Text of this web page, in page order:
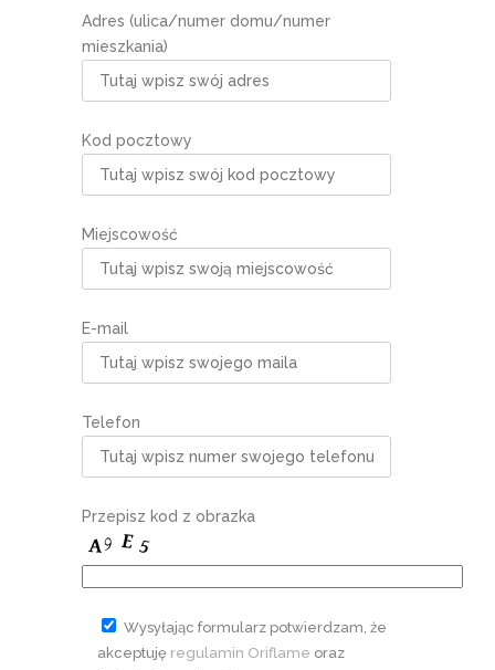
Adres (ulica/numer domu/numer
mieszkania)
Kod pocztowy
Miejscowość
E-mail
Telefon
Przepisz kod z obrazka
Wysyłając formularz potwierdzam, że
akceptuję regulamin Oriflame oraz